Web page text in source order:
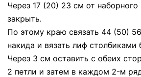
Через 17 (20) 23 см от наборного
закрыть.
По этому краю связать 44 (50)
накида и вязать лиф столбиками
Через 3 см оставить с обеих
2 петли и затем в каждом 2-м